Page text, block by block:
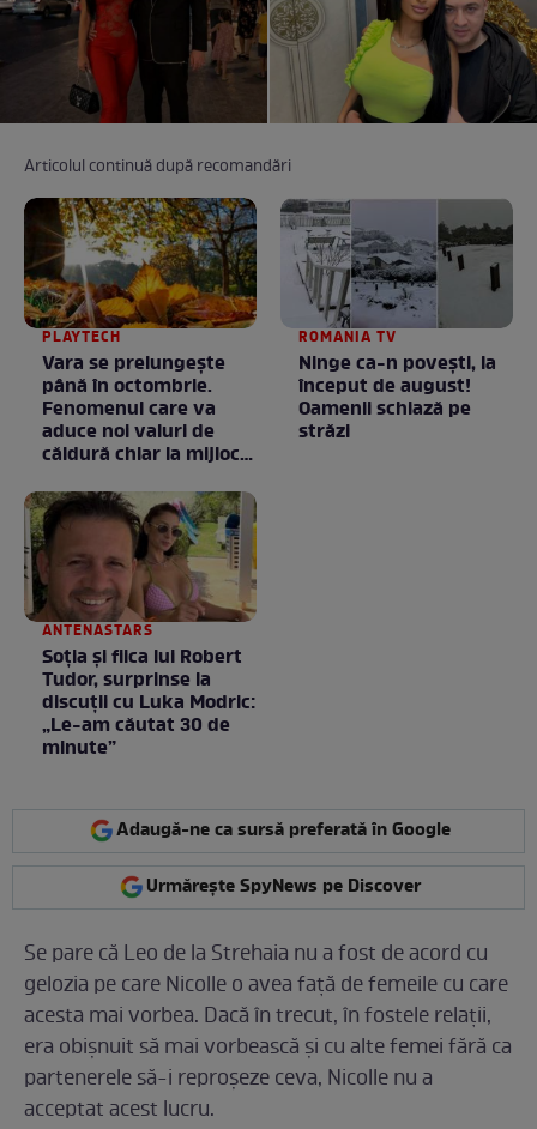
Articolul continuă după recomandări
PLAYTECH
Vara se prelungeşte
până în octombrie.
Fenomenul care va
aduce noi valuri de
căldură chiar la mijlocul
ROMANIA TV
Ninge ca-n povești, la
început de august!
Oamenii schiază pe
străzi
ANTENASTARS
Soția și fiica lui Robert
Tudor, surprinse la
discuții cu Luka Modric:
„Le-am căutat 30 de
minute”
Adaugă-ne ca sursă preferată în Google
Urmărește SpyNews pe Discover
Se pare că Leo de la Strehaia nu a fost de acord cu
gelozia pe care Nicolle o avea față de femeile cu care
acesta mai vorbea. Dacă în trecut, în fostele relații,
era obișnuit să mai vorbească și cu alte femei fără ca
partenerele să-i reproșeze ceva, Nicolle nu a
acceptat acest lucru.